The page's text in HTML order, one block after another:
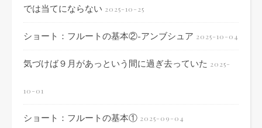
では当てにならない 2025-10-25
ショート：フルートの基本②-アンブシュア 2025-10-04
気づけば９月があっという間に過ぎ去っていた 2025-
10-01
ショート：フルートの基本① 2025-09-04